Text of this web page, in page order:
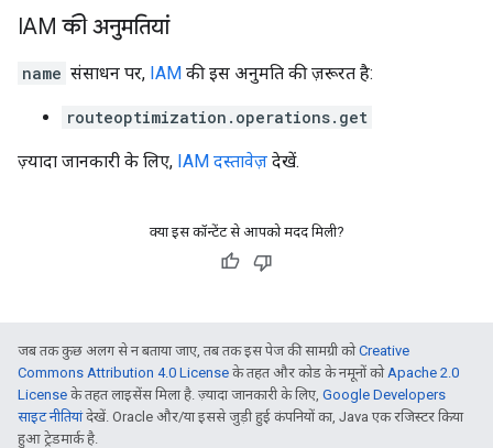
IAM की अनुमतियां
name संसाधन पर, IAM की इस अनुमति की ज़रूरत है:
routeoptimization.operations.get
ज़्यादा जानकारी के लिए, IAM दस्तावेज़ देखें.
क्या इस कॉन्टेंट से आपको मदद मिली?
जब तक कुछ अलग से न बताया जाए, तब तक इस पेज की सामग्री कोCreative
Commons Attribution 4.0 License के तहत और कोड के नमूनों कोApache 2.0
License के तहत लाइसेंस मिला है. ज़्यादा जानकारी के लिए, Google Developers
साइट नीतियांदेखें. Oracle और/या इससे जुड़ी हुई कंपनियों का, Java एक रजिस्टर किया
हुआ ट्रेडमार्क है.